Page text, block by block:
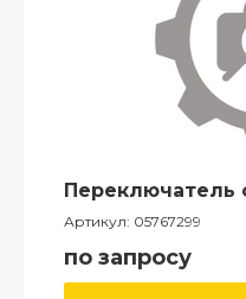
Переключатель
Артикул: 05767299
по запросу